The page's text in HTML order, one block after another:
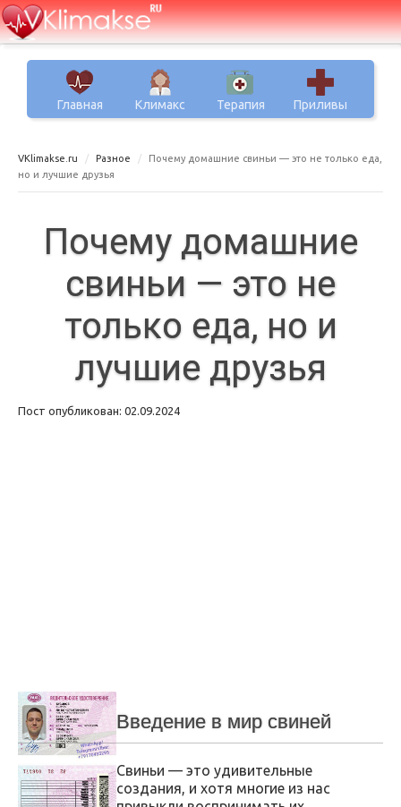
Главная Климакс Терапия Приливы
VKlimakse.ru Разное
Почему домашние свиньи — это не только еда,
но и лучшие друзья
Почему домашние
свиньи — это не
только еда, но и
лучшие друзья
Пост опубликован: 02.09.2024
Введение в мир свиней
Свиньи — это удивительные
создания, и хотя многие из нас